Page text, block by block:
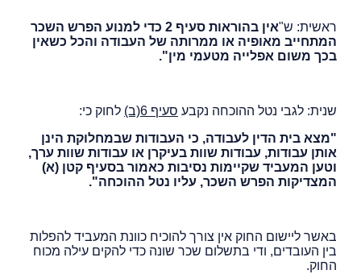
ראשית: ש"
אין בהוראות סעיף 2 כדי למנוע הפרש השכר
המתחייב מאופיה או ממרותה של העבודה והכל כשאין
בכך משום אפלייה מטעמי מין".
שנית: לגבי נטל ההוכחה נקבע סעיף 6(ב)
לחוק כי:
"מצא בית הדין לעבודה, כי העבודות שבמחלוקת הינן
אותן עבודות, עבודות שוות בעיקרן או עבודות שוות ערך,
וטען המעביד שקיימות נסיבות כאמור בסעיף קטן (א)
המצדיקות הפרש השכר, עליו נטל ההוכחה".
באשר ליישום החוק אין צורך להוכיח כוונת המעביד להפלות
בין העובדים, ודי בתשלום שכר שונה כדי להקים עילה מכוח
החוק.